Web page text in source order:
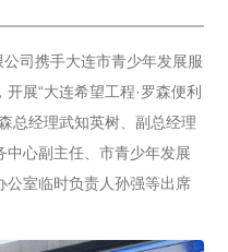
司携手大连市青少年发展服
展“大连希望工程·罗森便利
总经理武知英树、副总经理
中心副主任、市青少年发展
公室临时负责人孙强等出席